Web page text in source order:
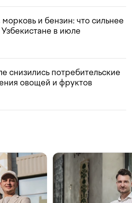
и бензин: что сильнее
в июле
снизились потребительские
овощей и фруктов